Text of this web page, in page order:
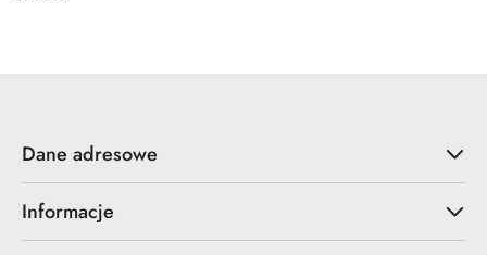
Dane adresowe
Informacje